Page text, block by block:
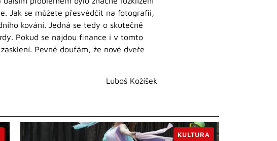
Jak se můžete přesvědčit na fotografii,
kování. Jedná se tedy o skutečně
Pokud se najdou finance i v tomto
Pevně doufám, že nové dveře
Luboš Kožíšek
KULTURA